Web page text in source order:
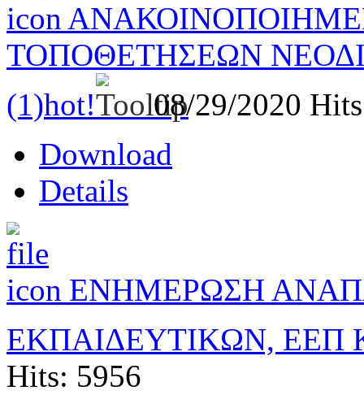
ΤΟΠΟΘΕΤΗΣΕΩΝ
(1)hot! 08/29/2020
Download
Details
ΕΝΗΜΕΡΩΣΗ
ΕΚΠΑΙΔΕΥΤΙΚΩΝ, ΕΕΠ
Hits: 5956